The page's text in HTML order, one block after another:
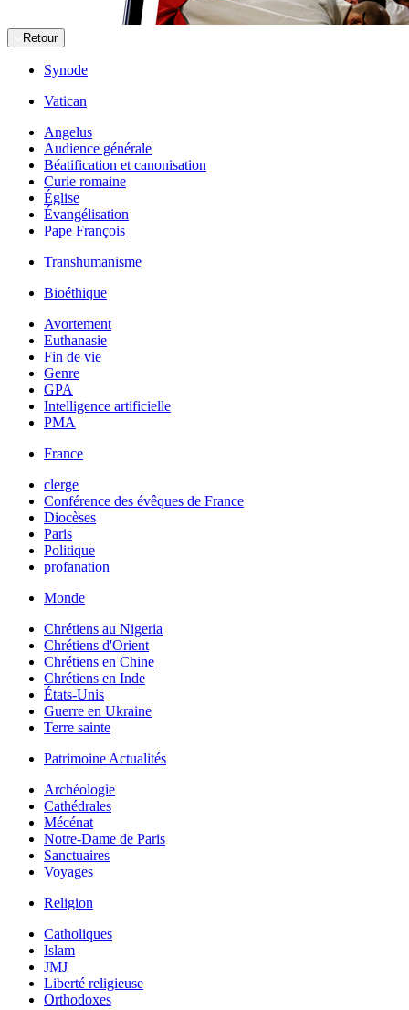
Retour
Synode
Vatican
Angelus
Audience générale
Béatification et canonisation
Curie romaine
Église
Évangélisation
Pape François
Transhumanisme
Bioéthique
Avortement
Euthanasie
Fin de vie
Genre
GPA
Intelligence artificielle
PMA
France
clerge
Conférence des évêques de France
Diocèses
Paris
Politique
profanation
Monde
Chrétiens au Nigeria
Chrétiens d'Orient
Chrétiens en Chine
Chrétiens en Inde
États-Unis
Guerre en Ukraine
Terre sainte
Patrimoine Actualités
Archéologie
Cathédrales
Mécénat
Notre-Dame de Paris
Sanctuaires
Voyages
Religion
Catholiques
Islam
JMJ
Liberté religieuse
Orthodoxes